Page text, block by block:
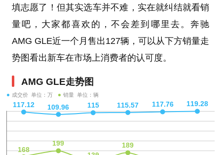
填志愿了！但其实选车并不难，实在就纠结就看销
量吧，大家都喜欢的，不会差到哪里去。奔驰
AMG GLE近一个月售出127辆，可以从下方销量走
势图看出新车在市场上消费者的认可度。
AMG GLE走势图
成交价 单位：万 销量 单位：辆